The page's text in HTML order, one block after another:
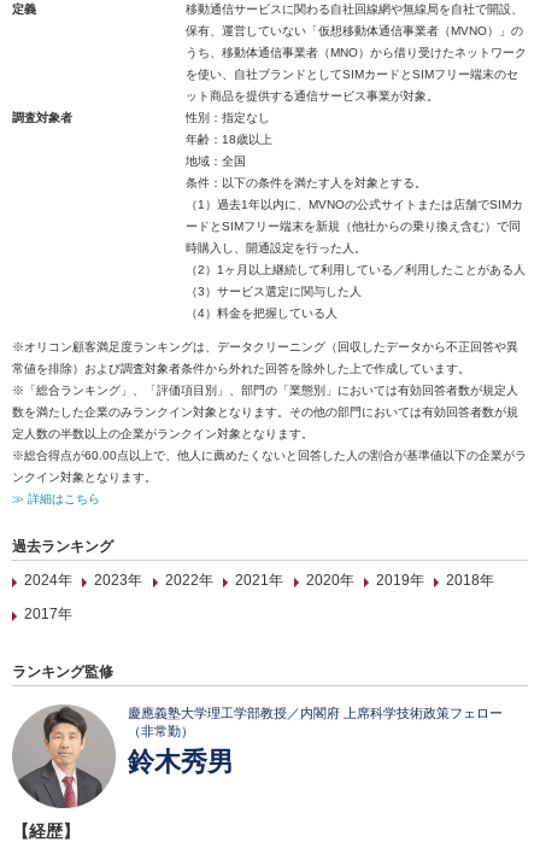
定義
移動通信サービスに関わる自社回線網や無線局を自社で開設、
保有、運営していない「仮想移動体通信事業者（MVNO）」の
うち、移動体通信事業者（MNO）から借り受けたネットワーク
を使い、自社ブランドとしてSIMカードとSIMフリー端末のセ
ット商品を提供する通信サービス事業が対象。
調査対象者
性別：指定なし
年齢：18歳以上
地域：全国
条件：以下の条件を満たす人を対象とする。
（1）過去1年以内に、MVNOの公式サイトまたは店舗でSIMカ
ードとSIMフリー端末を新規（他社からの乗り換え含む）で同
時購入し、開通設定を行った人。
（2）1ヶ月以上継続して利用している／利用したことがある人
（3）サービス選定に関与した人
（4）料金を把握している人
※オリコン顧客満足度ランキングは、データクリーニング（回収したデータから不正回答や異
常値を排除）および調査対象者条件から外れた回答を除外した上で作成しています。
※「総合ランキング」、「評価項目別」、部門の「業態別」においては有効回答者数が規定人
数を満たした企業のみランクイン対象となります。その他の部門においては有効回答者数が規
定人数の半数以上の企業がランクイン対象となります。
※総合得点が60.00点以上で、他人に薦めたくないと回答した人の割合が基準値以下の企業がラ
ンクイン対象となります。
≫ 詳細はこちら
過去ランキング
2024年
2023年 2022年 2021年 2020年 2019年
2018年
2017年
ランキング監修
慶應義塾大学理工学部教授／内閣府 上席科学技術政策フェロー
（非常勤）
鈴木秀男
【経歴】